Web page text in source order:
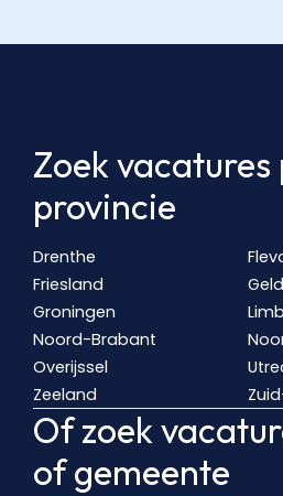
Zoek vacatures
provincie
Drenthe
Friesland
Groningen
Noord-Brabant
Overijssel
Zeeland
Of zoek
of gemeente